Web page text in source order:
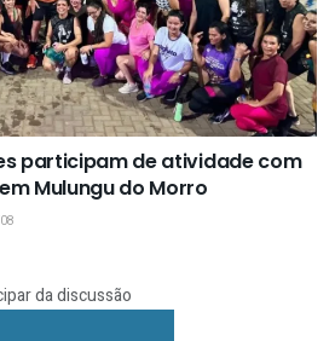
participam de atividade com
Mulungu do Morro
da discussão